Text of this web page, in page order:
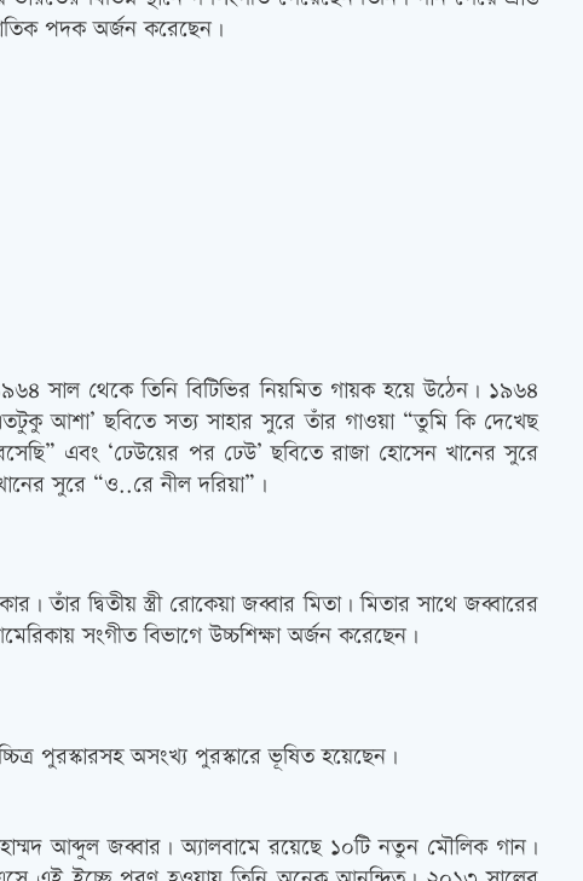
পদক অর্জন করেছেন।
সাল থেকে তিনি বিটিভির নিয়মিত গায়ক হয়ে উঠেন। ১৯৬৪
আশা’ ছবিতে সত্য সাহার সুরে তাঁর গাওয়া “তুমি কি দেখেছ
এবং ‘ঢেউয়ের পর ঢেউ’ ছবিতে রাজা হোসেন খানের সুরে
সুরে “ও..রে নীল দরিয়া”।
দ্বিতীয় স্ত্রী রোকেয়া জব্বার মিতা। মিতার সাথে জব্বারের
সংগীত বিভাগে উচ্চশিক্ষা অর্জন করেছেন।
পুরস্কারসহ অসংখ্য পুরস্কারে ভূষিত হয়েছেন।
আব্দুল জব্বার। অ্যালবামে রয়েছে ১০টি নতুন মৌলিক গান।